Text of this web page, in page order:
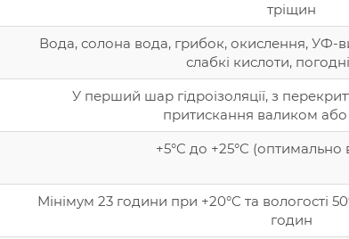
тріщин
Вода, солона вода, грибок, окислення, УФ-
слабкі кислоти,
У перший шар гідроізоляції, з
притискання валиком
+5°C до +25°C (оптимально
Мінімум 23 години при +20°C та вологості
годин